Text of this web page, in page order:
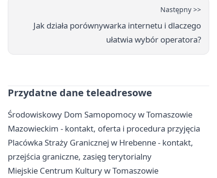
Następny >>
Jak działa porównywarka internetu i dlaczego
ułatwia wybór operatora?
Przydatne dane teleadresowe
Środowiskowy Dom Samopomocy w Tomaszowie
Mazowieckim - kontakt, oferta i procedura przyjęcia
Placówka Straży Granicznej w Hrebenne - kontakt,
przejścia graniczne, zasięg terytorialny
Miejskie Centrum Kultury w Tomaszowie